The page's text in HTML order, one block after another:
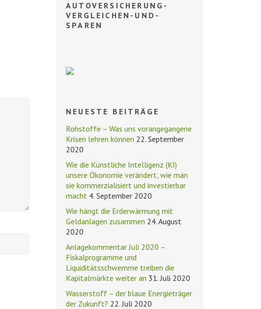
AUTOVERSICHERUNG-
VERGLEICHEN-UND-
SPAREN
NEUESTE BEITRÄGE
Rohstoffe – Was uns vorangegangene
Krisen lehren können 22. September
2020
Wie die Künstliche Intelligenz (KI)
unsere Ökonomie verändert, wie man
sie kommerzialisiert und investierbar
macht 4. September 2020
Wie hängt die Erderwärmung mit
Geldanlagen zusammen 24. August
2020
Anlagekommentar Juli 2020 –
Fiskalprogramme und
Liquiditätsschwemme treiben die
Kapitalmärkte weiter an 31. Juli 2020
Wasserstoff – der blaue Energieträger
der Zukunft? 22. Juli 2020